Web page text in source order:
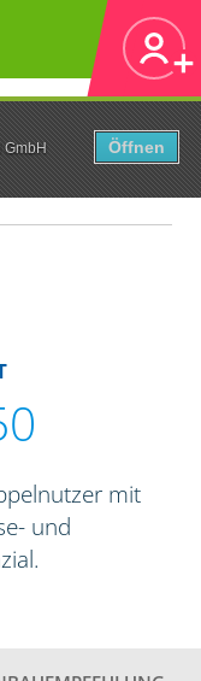
GmbH
Öffnen
mit
und